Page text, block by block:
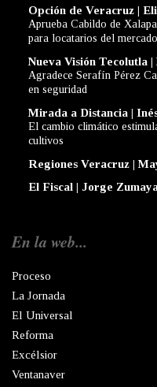
Opción de Veracruz |
Aprueba Cabildo de
para locatarios del
Nueva Visión Tecolutla
Agradece Serafín Pérez
en seguridad
Mirada a Distancia |
El cambio climático
cultivos
Regiones Veracruz |
El Fiscal | Jorge
En la web...
Proceso
La Jornada
El Universal
Reforma
Excélsior
Ventanaver